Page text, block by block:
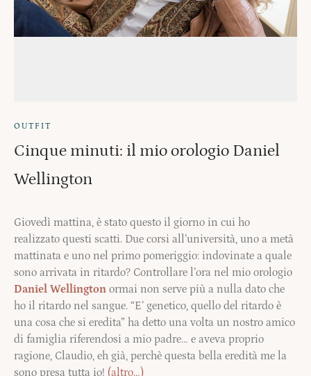
OUTFIT
Cinque minuti: il mio orologio Daniel
Wellington
Giovedì mattina, è stato questo il giorno in cui ho
realizzato questi scatti. Due corsi all’università, uno a metà
mattinata e uno nel primo pomeriggio: indovinate a quale
sono arrivata in ritardo? Controllare l’ora nel mio orologio
Daniel Wellington ormai non serve più a nulla dato che
ho il ritardo nel sangue. “E’ genetico, quello del ritardo è
una cosa che si eredita” ha detto una volta un nostro amico
di famiglia riferendosi a mio padre… e aveva proprio
ragione, Claudio, eh già, perchè questa bella eredità me la
sono presa tutta io! (altro…)